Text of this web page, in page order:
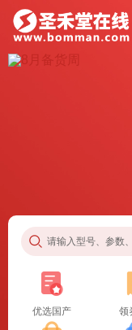
请输入型号、参数
优选国产 领